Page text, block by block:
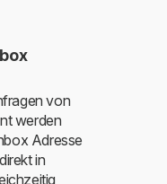
von
werden
Adresse
in